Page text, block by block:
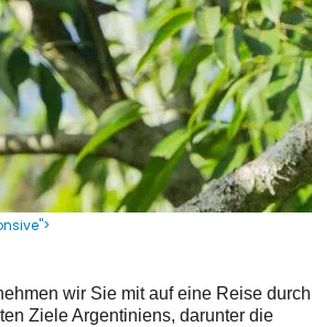
wir Sie mit auf eine Reise durch
Ziele Argentiniens, darunter die